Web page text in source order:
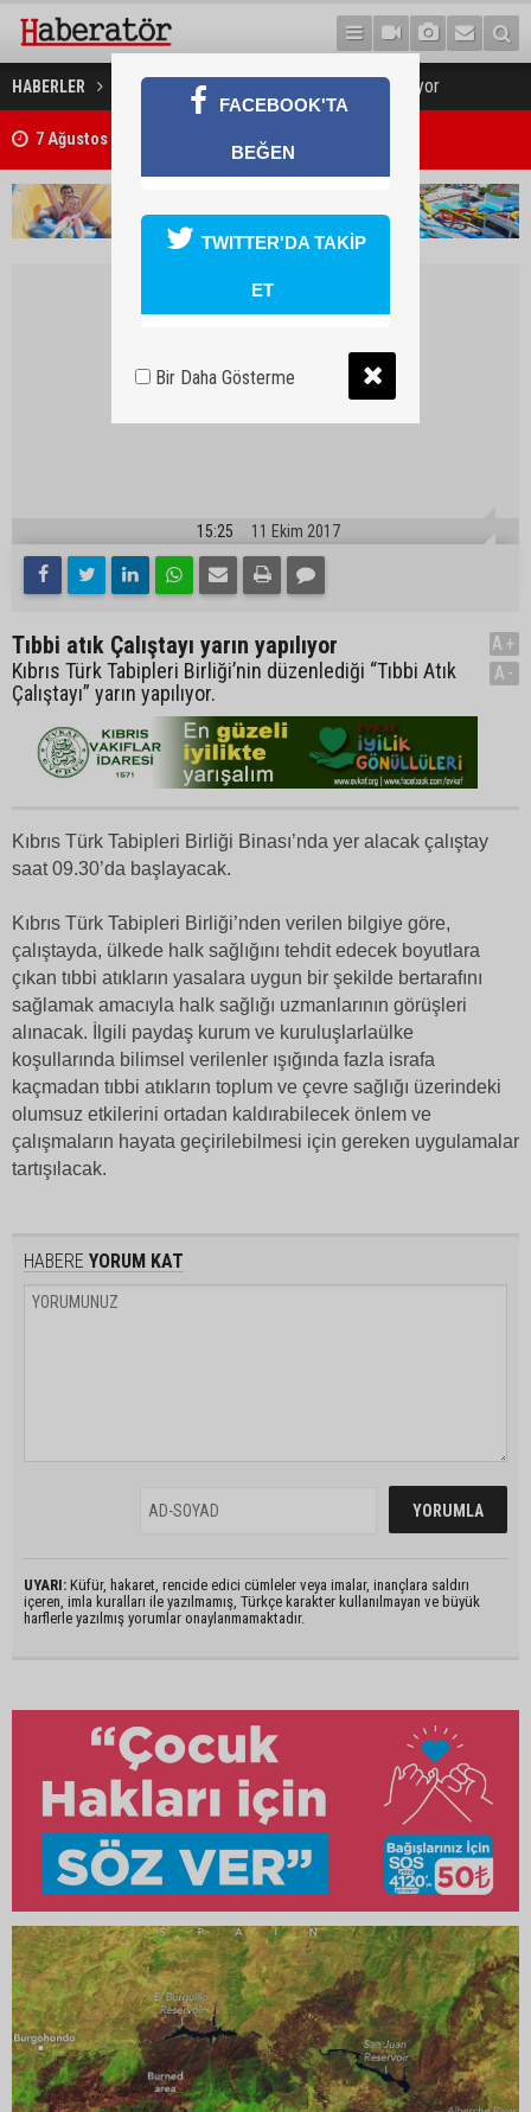
HABERLER GÜNDEM Tıbbi atık Çalıştayı yarın yapılıyor
7 Ağustos 2026 Döviz Kurları
15:25 11 Ekim 2017
Tıbbi atık Çalıştayı yarın yapılıyor
Kıbrıs Türk Tabipleri Birliği’nin düzenlediği “Tıbbi Atık
Çalıştayı” yarın yapılıyor.
A+
A-
Kıbrıs Türk Tabipleri Birliği Binası’nda yer alacak çalıştay
saat 09.30’da başlayacak.
Kıbrıs Türk Tabipleri Birliği’nden verilen bilgiye göre,
çalıştayda, ülkede halk sağlığını tehdit edecek boyutlara
çıkan tıbbi atıkların yasalara uygun bir şekilde bertarafını
sağlamak amacıyla halk sağlığı uzmanlarının görüşleri
alınacak. İlgili paydaş kurum ve kuruluşlarlaülke
koşullarında bilimsel verilenler ışığında fazla israfa
kaçmadan tıbbi atıkların toplum ve çevre sağlığı üzerindeki
olumsuz etkilerini ortadan kaldırabilecek önlem ve
çalışmaların hayata geçirilebilmesi için gereken uygulamalar
tartışılacak.
HABERE YORUM KAT
UYARI: Küfür, hakaret, rencide edici cümleler veya imalar, inançlara saldırı
içeren, imla kuralları ile yazılmamış, Türkçe karakter kullanılmayan ve büyük
harflerle yazılmış yorumlar onaylanmamaktadır.
FACEBOOK'TA
BEĞEN
TWITTER'DA TAKİP
ET
Bir Daha Gösterme